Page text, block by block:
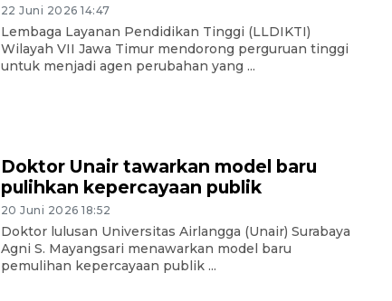
22 Juni 2026 14:47
Lembaga Layanan Pendidikan Tinggi (LLDIKTI)
Wilayah VII Jawa Timur mendorong perguruan tinggi
untuk menjadi agen perubahan yang ...
Doktor Unair tawarkan model baru
pulihkan kepercayaan publik
20 Juni 2026 18:52
Doktor lulusan Universitas Airlangga (Unair) Surabaya
Agni S. Mayangsari menawarkan model baru
pemulihan kepercayaan publik ...